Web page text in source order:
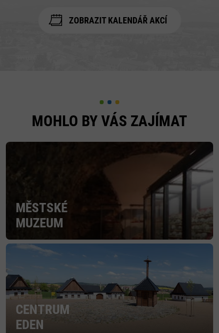
ZOBRAZIT KALENDÁŘ AKCÍ
MOHLO BY VÁS ZAJÍMAT
MĚSTSKÉ
MUZEUM
CENTRUM
EDEN